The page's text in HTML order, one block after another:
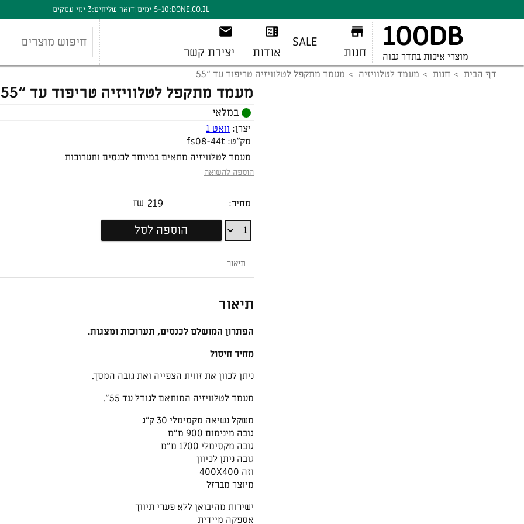
DONE.CO.IL: 5-10 ימים |דואר שליחים:3 ימי עסקים
100DB
מוצרי איכות בתדר גבוה חנות
SALE
אודות יצירת קשר
דף הבית חנות מעמד לטלוויזיה מעמד מתקפל לטלוויזיה טריפוד עד “55
מעמד מתקפל לטלוויזיה טריפוד עד “55
במלאי
יצרן: וואט 1
מק"ט: fs08-44t
מעמד לטלוויזיה מתאים במיוחד לכנסים ותערוכות
הוספה להשואה
מחיר: 219
₪
מעמד
מתקפל
טריפוד
עד
הוספה לסל
תיאור
תיאור
הפתרון המושלם לכנסים, תערוכות ומצגות.
מחיר חיסול
ניתן לכוון את זווית הצפייה ואת גובה המסך.
מעמד לטלוויזיה המותאם לגודל עד 55".
משקל נשיאה מקסימלי 30 ק”ג
גובה מינימום 900 מ”מ
גובה מקסימלי 1700 מ”מ
גובה ניתן לכיוון
וזה 400X400
מיוצר מברזל
ישירות מהיבואן ללא פערי תיווך
אספקה מיידית